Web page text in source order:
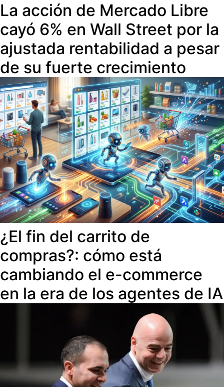
La acción de Mercado Libre
cayó 6% en Wall Street por la
ajustada rentabilidad a pesar
de su fuerte crecimiento
¿El fin del carrito de
compras?: cómo está
cambiando el e-commerce
en la era de los agentes de IA